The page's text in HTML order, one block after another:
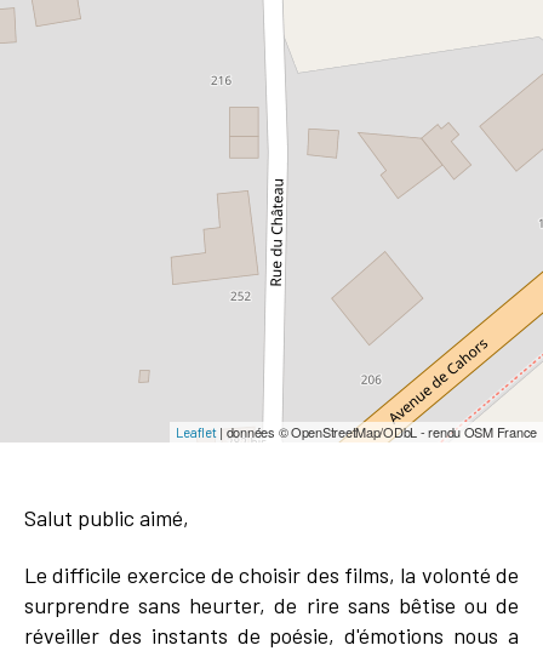
Leaflet| données © OpenStreetMap/ODbL - rendu OSM France
Salut public aimé,
Le difficile exercice de choisir des films, la volonté de
surprendre sans heurter, de rire sans bêtise ou de
réveiller des instants de poésie, d'émotions nous a